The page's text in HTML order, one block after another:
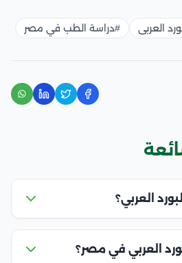
العربى #دراسة الطب في مصر
العربي؟
العربي في مصر؟